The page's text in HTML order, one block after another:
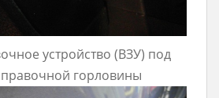
устройство (ВЗУ) под
горловины